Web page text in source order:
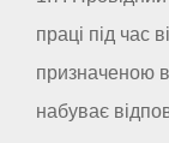
праці під час
призначеною
набуває